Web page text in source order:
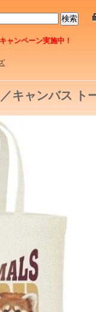
ャンペーン実施中！
キャンバス ト